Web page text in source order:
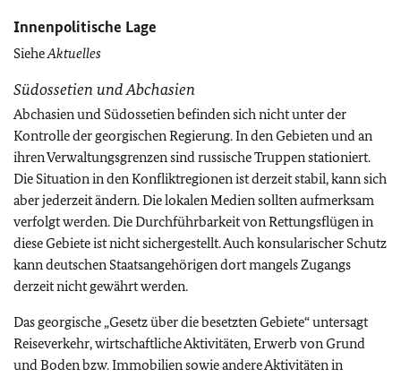
Innenpolitische Lage
SieheAktuelles
Südossetien und Abchasien
Abchasien und Südossetien befinden sich nicht unter der
Kontrolle der georgischen Regierung. In den Gebieten und an
ihren Verwaltungsgrenzen sind russische Truppen stationiert.
Die Situation in den Konfliktregionen ist derzeit stabil, kann sich
aber jederzeit ändern. Die lokalen Medien sollten aufmerksam
verfolgt werden. Die Durchführbarkeit von Rettungsflügen in
diese Gebiete ist nicht sichergestellt. Auch konsularischer Schutz
kann deutschen Staatsangehörigen dort mangels Zugangs
derzeit nicht gewährt werden.
Das georgische „Gesetz über die besetzten Gebiete“ untersagt
Reiseverkehr, wirtschaftliche Aktivitäten, Erwerb von Grund
und Boden bzw. Immobilien sowie andere Aktivitäten in